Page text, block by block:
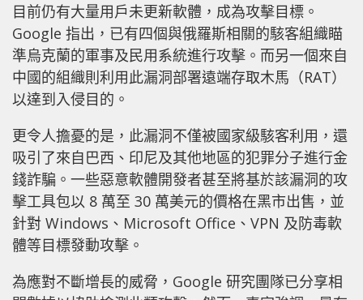
目前仍有大量用戶未更新軟體，成為攻擊目標。
Google 指出，已有四個與俄羅斯相關的駭客組織瞄
準烏克蘭的軍事及民用系統進行攻擊。而另一個來自
中國的組織則利用此漏洞部署遠端存取木馬（RAT）
以達到入侵目的。
更令人擔憂的是，此漏洞不僅被國家級駭客利用，還
吸引了來自巴西、印尼及其他地區的犯罪分子進行金
錢詐騙。一些惡意軟體開發者甚至將基於該漏洞的攻
擊工具包以 8 萬至 30 萬美元的價格在黑市出售，並
針對 Windows、Microsoft Office、VPN 及防毒軟
體等目標發動攻擊。
為應對不斷增長的威脅，Google 研究團隊已分享相